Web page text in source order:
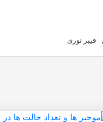
فیبر نوری